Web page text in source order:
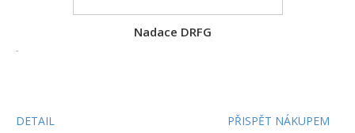
Nadace DRFG
-
DETAIL PŘISPĚT NÁKUPEM